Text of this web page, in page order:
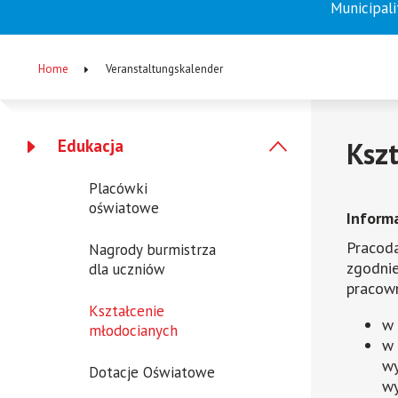
(EN)Home Veranstaltungskalender
kolumna
Collapse
Edukacja
Placówki
oświatowe
Nagrody burmistrza
dla uczniów
Kształcenie
młodocianych
Dotacje Oświatowe
w
w